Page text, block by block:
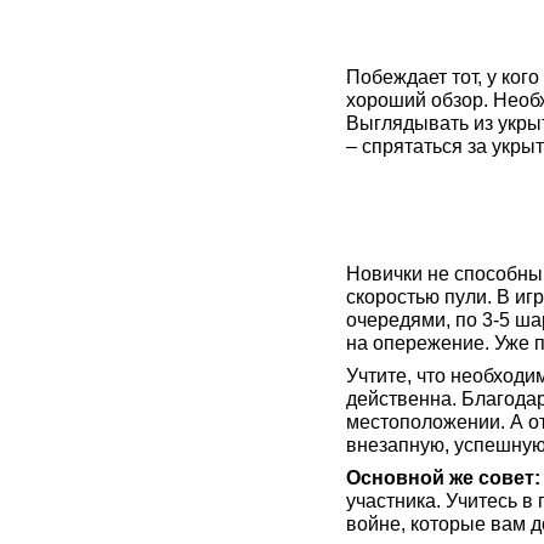
Побеждает тот, у
хороший обзор.
Выглядывать из
– спрятаться за
Новички не
скоростью пули. В
очередями, по 3-5
на опережение. Уже
Учтите, что
действенна.
местоположении. А
внезапную,
Основной же совет:
участника. Учитесь
войне, которые вам